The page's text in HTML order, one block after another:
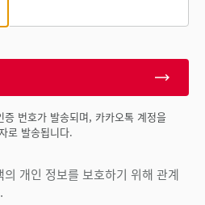
번호가 발송되며, 카카오톡 계정을
로 발송됩니다.
개인 정보를 보호하기 위해 관계